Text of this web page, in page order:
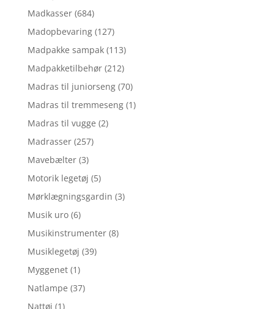
Madkasser (684)
Madopbevaring (127)
Madpakke sampak (113)
Madpakketilbehør (212)
Madras til juniorseng (70)
Madras til tremmeseng (1)
Madras til vugge (2)
Madrasser (257)
Mavebælter (3)
Motorik legetøj (5)
Mørklægningsgardin (3)
Musik uro (6)
Musikinstrumenter (8)
Musiklegetøj (39)
Myggenet (1)
Natlampe (37)
Nattøj (1)